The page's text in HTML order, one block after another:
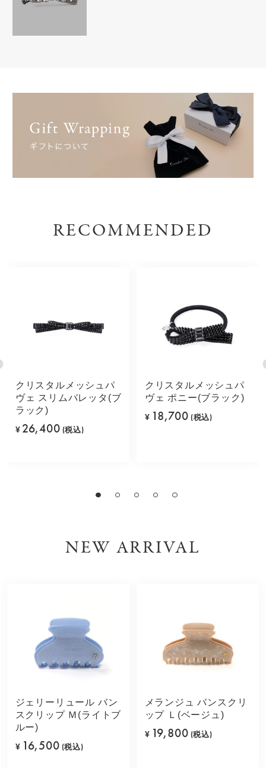
RECOMMENDED
クリスタルメッシュパ
ヴェ スリムバレッタ(ブ
ラック)
¥ 26,400 (税込)
クリスタルメッシュパ
ヴェ ポニー(ブラック)
¥ 18,700 (税込)
NEW ARRIVAL
ジェリーリュール バン
スクリップ Ｍ(ライトブ
ルー)
¥ 16,500 (税込)
メランジュ バンスクリ
ップ Ｌ(ベージュ)
¥ 19,800 (税込)